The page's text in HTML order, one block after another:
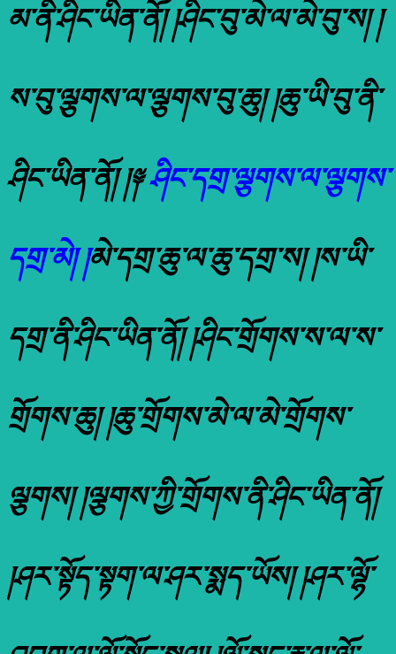
མ་ནི་ཤིང་ཡིན་ནོ། །ཤིང་བུ་མེ་ལ་མེ་བུ་ས། །
ས་བུ་ལྕགས་ལ་ལྕགས་བུ་ཆུ། །ཆུ་ཡི་བུ་ནི་
ཤིང་ཡིན་ནོ། །༈ཤིང་དགྲ་ལྕགས་ལ་ལྕགས་
དགྲ་མེ། །མེ་དགྲ་ཆུ་ལ་ཆུ་དགྲ་ས། །ས་ཡི་
དགྲ་ནི་ཤིང་ཡིན་ནོ། །ཤིང་གྲོགས་ས་ལ་ས་
གྲོགས་ཆུ། །ཆུ་གྲོགས་མེ་ལ་མེ་གྲོགས་
ལྕགས། །ལྕགས་ཀྱི་གྲོགས་ནི་ཤིང་ཡིན་ནོ།
།ཤར་སྟོད་སྟག་ལ་ཤར་སྨད་ཡོས། །ཤར་ལྷོ་